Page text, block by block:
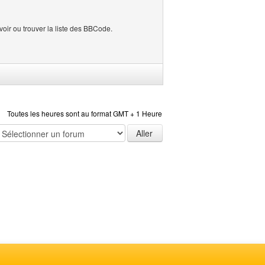
ou trouver la liste des BBCode.
Toutes les heures sont au format GMT + 1 Heure